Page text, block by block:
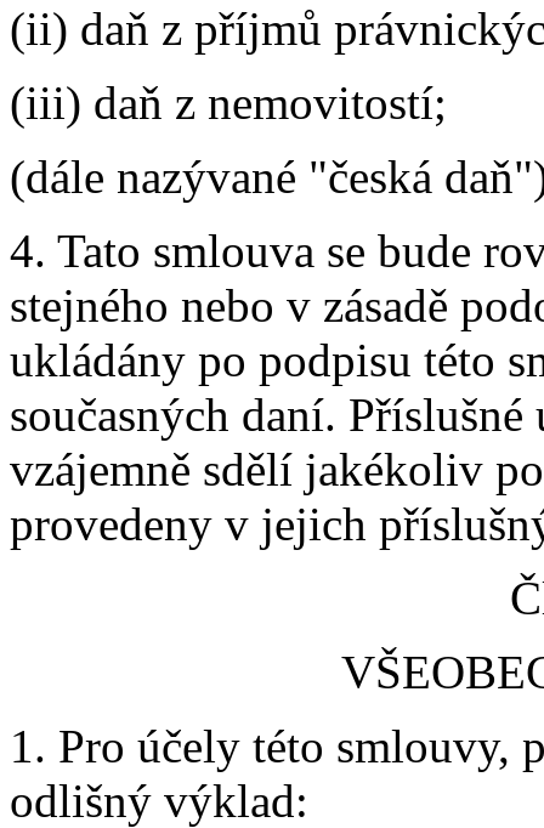
(ii) daň z příjmů
(iii) daň z nemovitostí;
(dále nazývané "česká
4. Tato smlouva se bude
stejného nebo v zásadě
ukládány po podpisu této
současných daní.
vzájemně sdělí jakékoliv
provedeny v jejich
1. Pro účely této smlouvy,
odlišný výklad: